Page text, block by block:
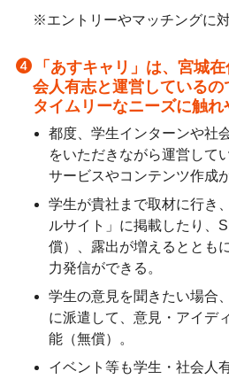
※エントリーやマッチングに対
「あすキャリ」は、宮城
会人有志と運営している
タイムリーなニーズに触れ
都度、学生インターンや社
をいただきながら運営して
サービスやコンテンツ作成
学生が貴社まで取材に行き
ルサイト」に掲載したり、
償）、露出が増えるととも
力発信ができる。
学生の意見を聞きたい場合
に派遣して、意見・アイデ
能（無償）。
イベント等も学生・社会人